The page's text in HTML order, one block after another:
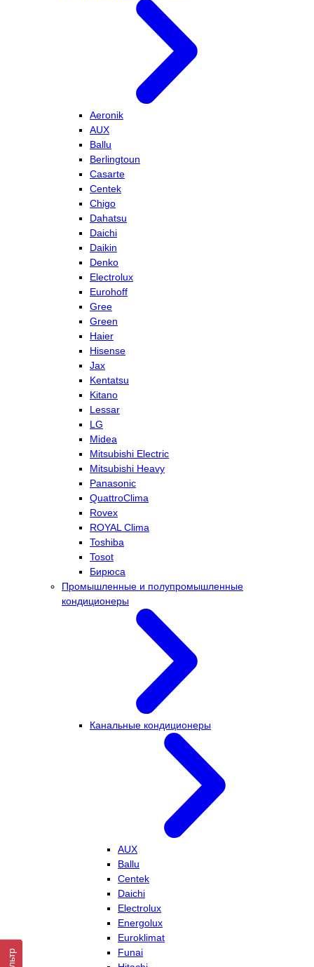
Aeronik
AUX
Ballu
Berlingtoun
Casarte
Centek
Chigo
Dahatsu
Daichi
Daikin
Denko
Electrolux
Eurohoff
Gree
Green
Haier
Hisense
Jax
Kentatsu
Kitano
Lessar
LG
Midea
Mitsubishi Electric
Mitsubishi Heavy
Panasonic
QuattroClima
Rovex
ROYAL Clima
Toshiba
Tosot
Бирюса
Промышленные и полупромышленные
кондиционеры
Канальные кондиционеры
AUX
Ballu
Centek
Daichi
Electrolux
Energolux
Euroklimat
Funai